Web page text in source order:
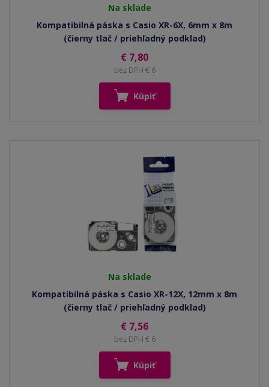
Na sklade
Kompatibilná páska s Casio XR-6X, 6mm x 8m
(čierny tlač / priehľadný podklad)
€ 7,80
bez DPH € 6
Kúpiť
Na sklade
Kompatibilná páska s Casio XR-12X, 12mm x 8m
(čierny tlač / priehľadný podklad)
€ 7,56
bez DPH € 6
Kúpiť